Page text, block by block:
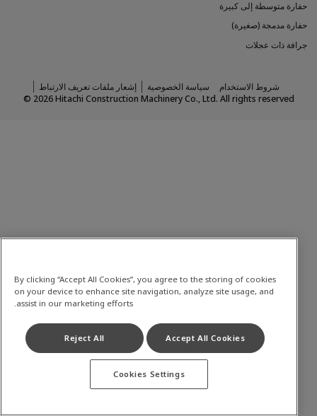
حفارة متوسطة إلى كبيرة
حفارة مدمجة (صغيرة)
جرافة ذات عجلات
شروط الاستخدام سياسة الخصوصية
إشعار ملفات تعريف الارتباط
© 2026Hitachi Construction Machinery Co., Ltd. All rights reserved
By clicking “Accept All Cookies”, you agree to the storing of cookies
on your device to enhance site navigation, analyze site usage, and
assist in our marketing efforts.
Accept All Cookies
Reject All
Cookies Settings